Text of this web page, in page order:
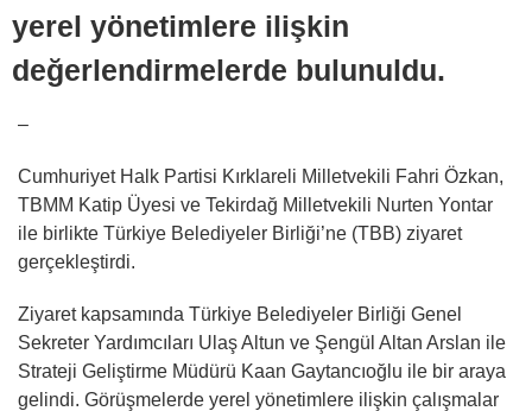
yerel yönetimlere ilişkin
değerlendirmelerde bulunuldu.
–
Cumhuriyet Halk Partisi Kırklareli Milletvekili Fahri Özkan,
TBMM Katip Üyesi ve Tekirdağ Milletvekili Nurten Yontar
ile birlikte Türkiye Belediyeler Birliği’ne (TBB) ziyaret
gerçekleştirdi.
Ziyaret kapsamında Türkiye Belediyeler Birliği Genel
Sekreter Yardımcıları Ulaş Altun ve Şengül Altan Arslan ile
Strateji Geliştirme Müdürü Kaan Gaytancıoğlu ile bir araya
gelindi. Görüşmelerde yerel yönetimlere ilişkin çalışmalar